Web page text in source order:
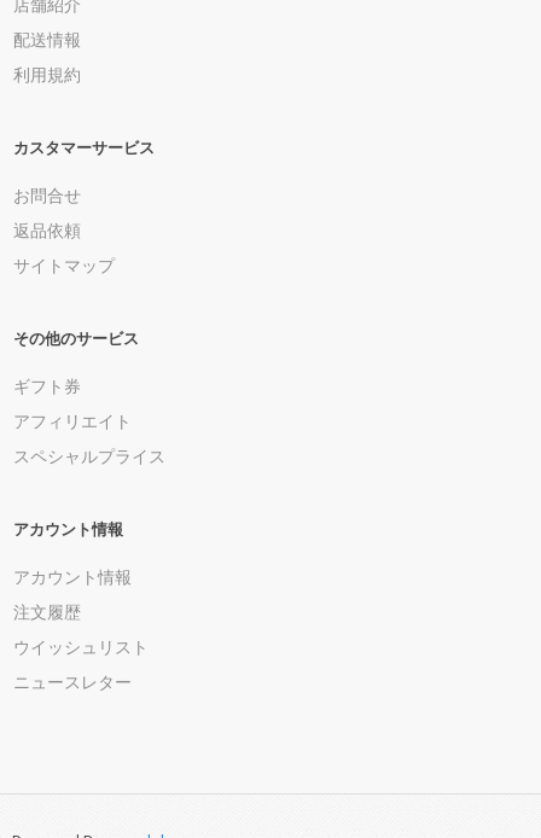
店舗紹介
配送情報
利用規約
カスタマーサービス
お問合せ
返品依頼
サイトマップ
その他のサービス
ギフト券
アフィリエイト
スペシャルプライス
アカウント情報
アカウント情報
注文履歴
ウイッシュリスト
ニュースレター